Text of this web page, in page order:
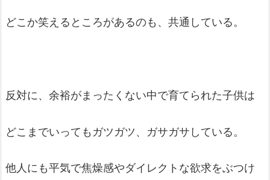
どこか笑えるところがあるのも、共通している。
反対に、余裕がまったくない中で育てられた子供は
どこまでいってもガツガツ、ガサガサしている。
他人にも平気で焦燥感やダイレクトな欲求をぶつけ